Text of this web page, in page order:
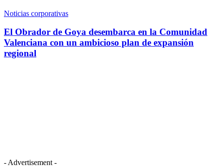
Noticias corporativas
El Obrador de Goya desembarca en la Comunidad
Valenciana con un ambicioso plan de expansión
regional
- Advertisement -